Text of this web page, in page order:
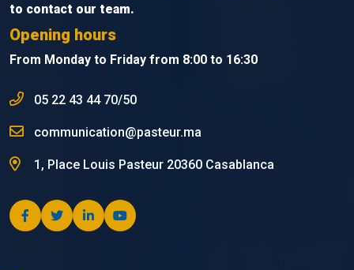
to contact our team.
Opening hours
From Monday to Friday from 8:00 to 16:30
05 22 43 44 70/50
communication@pasteur.ma
1, Place Louis Pasteur 20360 Casablanca